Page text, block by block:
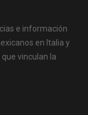
e información
en Italia y
vinculan la